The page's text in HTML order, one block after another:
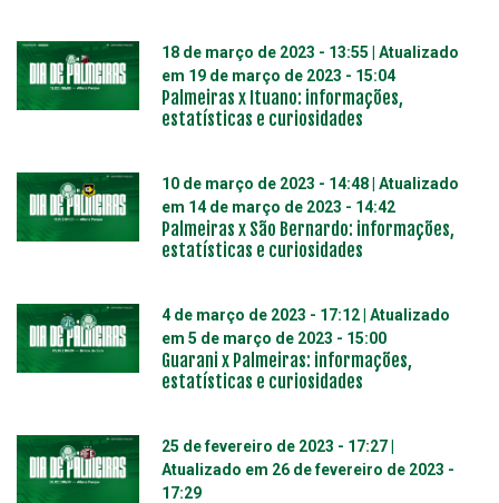
18 de março de 2023 - 13:55 | Atualizado
em 19 de março de 2023 - 15:04
Palmeiras x Ituano: informações,
estatísticas e curiosidades
10 de março de 2023 - 14:48 | Atualizado
em 14 de março de 2023 - 14:42
Palmeiras x São Bernardo: informações,
estatísticas e curiosidades
4 de março de 2023 - 17:12 | Atualizado
em 5 de março de 2023 - 15:00
Guarani x Palmeiras: informações,
estatísticas e curiosidades
25 de fevereiro de 2023 - 17:27
Atualizado em 26 de fevereiro de 2023 -
17:29